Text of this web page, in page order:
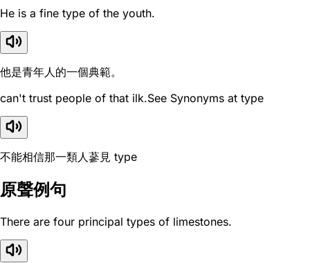
He is a fine type of the youth.
他是青年人的一個典範。
can't trust people of that ilk.See Synonyms at type
不能相信那一類人蔘見 type
原聲例句
There are four principal types of limestones.